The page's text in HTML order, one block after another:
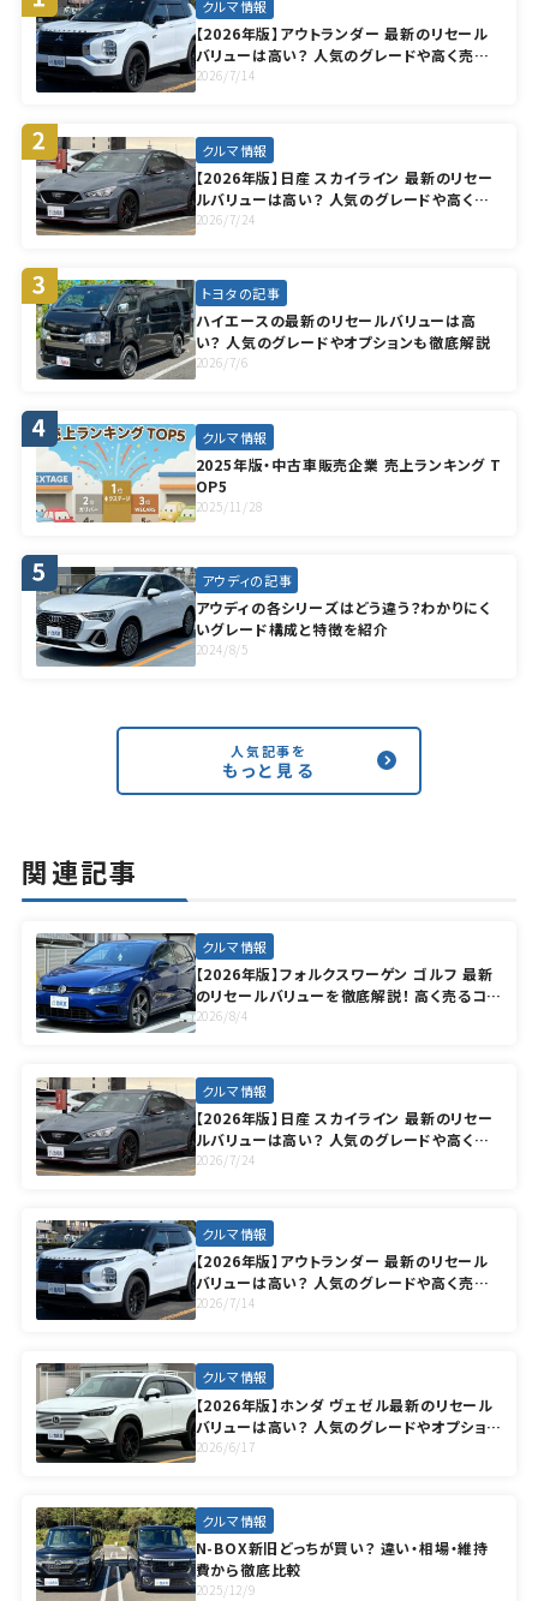
クルマ情報
【2026年版】アウトランダー 最新のリセール
バリューは高い？ 人気のグレードや高く売却
する方法も徹底解説
2026/7/14
クルマ情報
【2026年版】日産 スカイライン 最新のリセー
ルバリューは高い？ 人気のグレードや高く売
却する方法も徹底解説
2026/7/24
トヨタの記事
ハイエースの最新のリセールバリューは高
い？ 人気のグレードやオプションも徹底解説
2026/7/6
クルマ情報
2025年版・中古車販売企業 売上ランキング T
OP5
2025/11/28
アウディの記事
アウディの各シリーズはどう違う？わかりにく
いグレード構成と特徴を紹介
2024/8/5
人気記事を
もっと見る
関連記事
クルマ情報
【2026年版】フォルクスワーゲン ゴルフ 最新
のリセールバリューを徹底解説！ 高く売るコツ
も紹介
2026/8/4
クルマ情報
【2026年版】日産 スカイライン 最新のリセー
ルバリューは高い？ 人気のグレードや高く売
却する方法も徹底解説
2026/7/24
クルマ情報
【2026年版】アウトランダー 最新のリセール
バリューは高い？ 人気のグレードや高く売却
する方法も徹底解説
2026/7/14
クルマ情報
【2026年版】ホンダ ヴェゼル最新のリセール
バリューは高い？ 人気のグレードやオプション
も徹底解説
2026/6/17
クルマ情報
N-BOX新旧どっちが買い？ 違い・相場・維持
費から徹底比較
2025/12/9